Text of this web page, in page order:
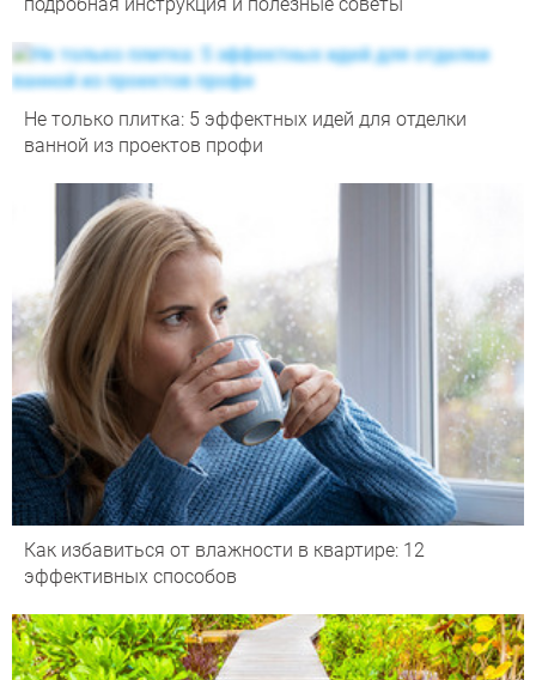
подробная инструкция и полезные советы
Не только плитка: 5 эффектных идей для отделки
ванной из проектов профи
Как избавиться от влажности в квартире: 12
эффективных способов